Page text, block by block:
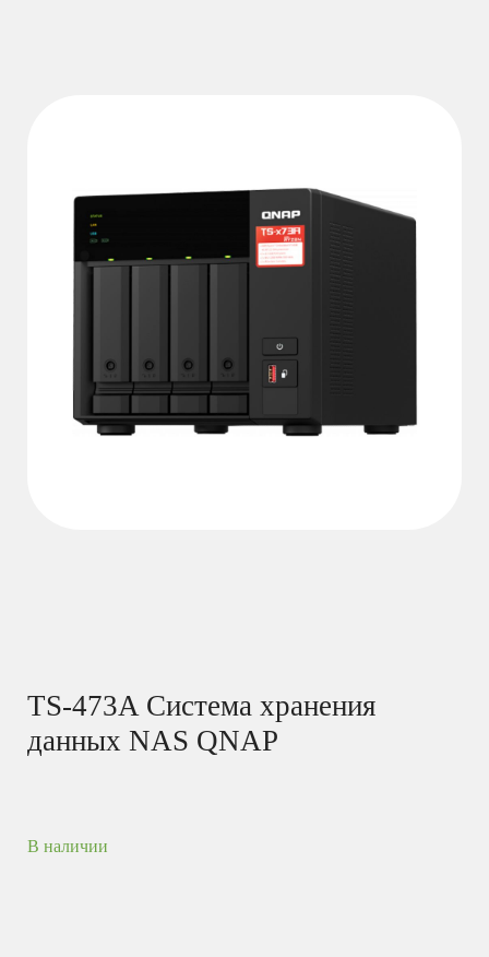
TS-473A Система хранения
данных NAS QNAP
В наличии